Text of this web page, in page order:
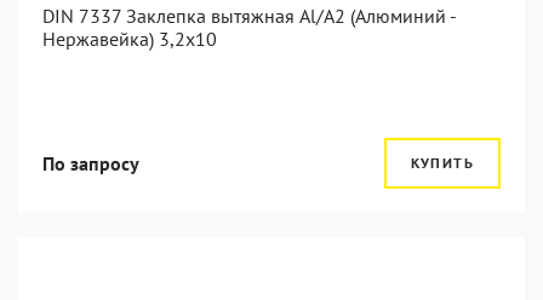
DIN 7337 Заклепка вытяжная Al/A2 (Алюминий -
Нержавейка) 3,2x10
По запросу КУПИТЬ